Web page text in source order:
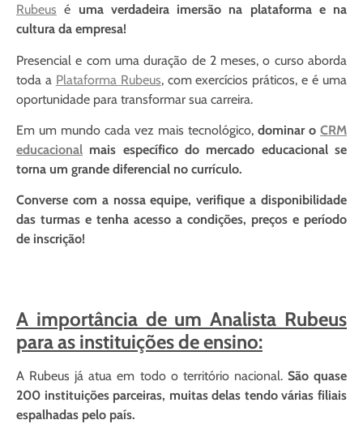
Rubeus é uma verdadeira imersão na plataforma e na
cultura da empresa!
Presencial e com uma duração de 2 meses, o curso aborda
toda a Plataforma Rubeus, com exercícios práticos, e é uma
oportunidade para transformar sua carreira.
Em um mundo cada vez mais tecnológico, dominar o CRM
educacional mais específico do mercado educacional se
torna um grande diferencial no currículo.
Converse com a nossa equipe, verifique a disponibilidade
das turmas e tenha acesso a condições, preços e período
de inscrição!
A importância de um Analista Rubeus
para as instituições de ensino:
A Rubeus já atua em todo o território nacional. São quase
200 instituições parceiras, muitas delas tendo várias filiais
espalhadas pelo país.